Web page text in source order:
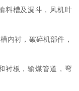
料槽及漏斗，风机叶
内衬，破碎机部件，
衬板，输煤管道，弯